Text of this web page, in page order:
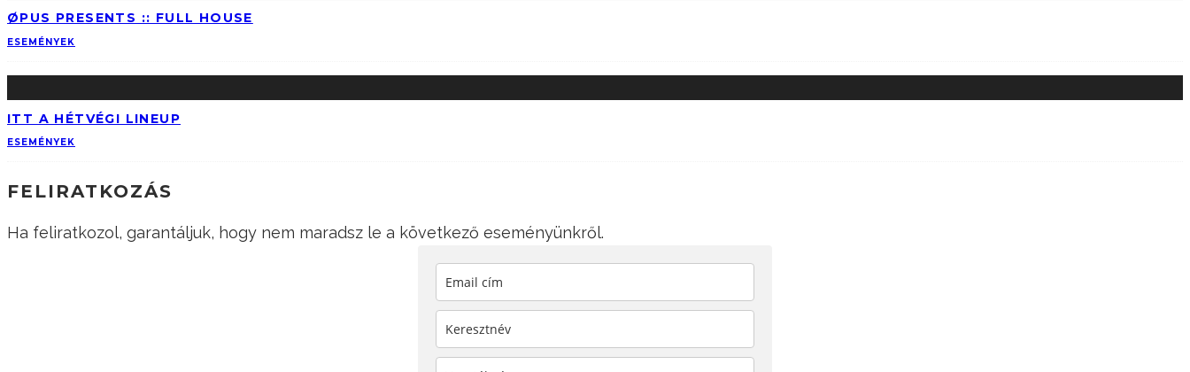
ØPUS PRESENTS :: FULL HOUSE
ESEMÉNYEK
ITT A HÉTVÉGI LINEUP
ESEMÉNYEK
FELIRATKOZÁS
Ha feliratkozol, garantáljuk, hogy nem maradsz le a következő eseményünkről.